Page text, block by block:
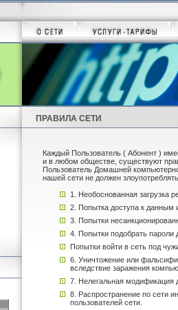
ПРАВИЛА СЕТИ
Каждый Пользователь ( Абонент )
и в любом обществе, существуют
Пользователь Домашней
нашей сети не должен
1. Необоснованная загрузка
2. Попытка доступа к данным
3. Попытки
4. Попытки подобрать пароли
Попытки войти в сеть под
6. Уничтожение или
вследствие заражения
7. Нелегальная модификация
8. Распространение по сети
пользователей сети.